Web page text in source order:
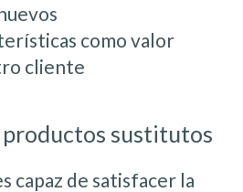
como valor
cliente
productos sustitutos
capaz de satisfacer la